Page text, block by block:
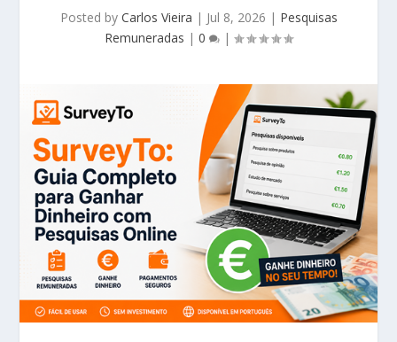
Posted by Carlos Vieira | Jul 8, 2026 | Pesquisas
Remuneradas | 0 |